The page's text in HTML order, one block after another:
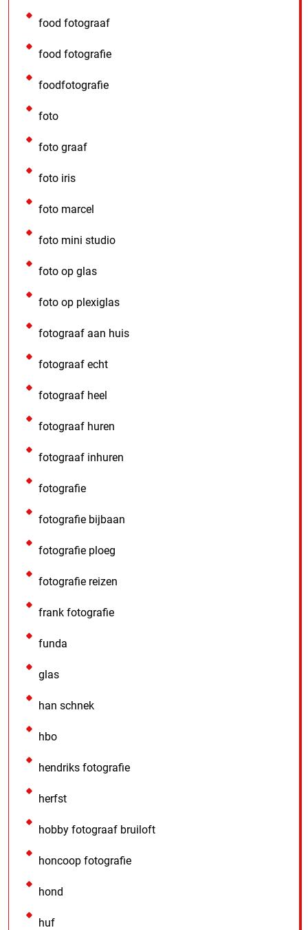
food fotograaf
food fotografie
foodfotografie
foto
foto graaf
foto iris
foto marcel
foto mini studio
foto op glas
foto op plexiglas
fotograaf aan huis
fotograaf echt
fotograaf heel
fotograaf huren
fotograaf inhuren
fotografie
fotografie bijbaan
fotografie ploeg
fotografie reizen
frank fotografie
funda
glas
han schnek
hbo
hendriks fotografie
herfst
hobby fotograaf bruiloft
honcoop fotografie
hond
huf